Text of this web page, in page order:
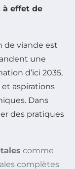
à effet de
de viande est
une
d’ici 2035,
aspirations
Dans
des pratiques
comme
complètes